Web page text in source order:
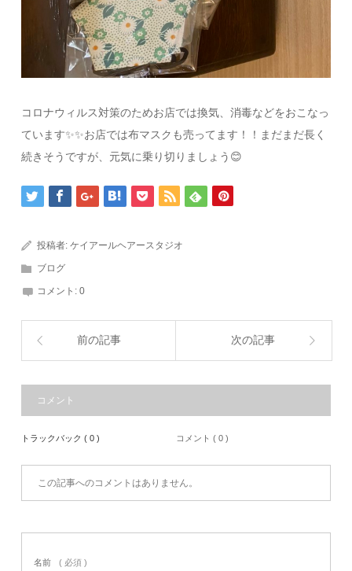
コロナウィルス対策のためお店では換気、消毒などをおこなっ
ています✨✨お店では布マスクも売ってます！！まだまだ長く
続きそうですが、元気に乗り切りましょう😊
投稿者:ケイアールヘアースタジオ
ブログ
コメント:0
前の記事 次の記事
コメント
トラックバック ( 0 ) コメント ( 0 )
この記事へのコメントはありません。
名前 ( 必須 )